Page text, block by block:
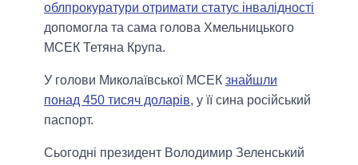
облпрокуратури отримати статус інвалідності
допомогла та сама голова Хмельницького
МСЕК Тетяна Крупа.
У голови Миколаївської МСЕК знайшли
понад 450 тисяч доларів, у її сина російський
паспорт.
Сьогодні президент Володимир Зеленський